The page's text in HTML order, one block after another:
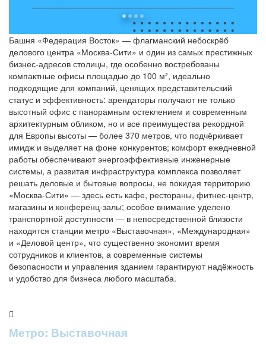
Башня «Федерация Восток» — флагманский небоскрёб
делового центра «Москва-Сити» и один из самых престижных
бизнес-адресов столицы, где особенно востребованы
компактные офисы площадью до 100 м², идеально
подходящие для компаний, ценящих представительский
статус и эффективность: арендаторы получают не только
высотный офис с панорамным остеклением и современным
архитектурным обликом, но и все преимущества рекордной
для Европы высоты — более 370 метров, что подчёркивает
имидж и выделяет на фоне конкурентов; комфорт ежедневной
работы обеспечивают энергоэффективные инженерные
системы, а развитая инфраструктура комплекса позволяет
решать деловые и бытовые вопросы, не покидая территорию
«Москва-Сити» — здесь есть кафе, рестораны, фитнес-центр,
магазины и конференц-залы; особое внимание уделено
транспортной доступности — в непосредственной близости
находятся станции метро «Выставочная», «Международная»
и «Деловой центр», что существенно экономит время
сотрудников и клиентов, а современные системы
безопасности и управления зданием гарантируют надёжность
и удобство для бизнеса любого масштаба.
Метро: Выставочная